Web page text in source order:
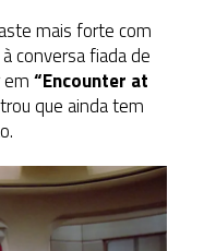
mais forte com
conversa fiada de
“Encounter at
que ainda tem